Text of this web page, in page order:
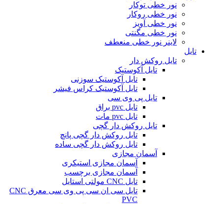
نور خطی توکار
نور خطی روکار
نور خطی آویز
نور خطی مگنتی
لاینر نور خطی منعطف
تایل
تایل روکش دار
تایل آکوستیک
تایل آکوستیک سوزنی
تایل آکوستیک کراس فیشر
تایل پی وی سی
تایل pvc براق
تایل pvc مات
تایل روکش دار گچی
تایل روکش دار گچی پانچ
تایل روکش دار گچی ساده
آسمان مجازی
آسمان مجازی استیکری
آسمان مجازی برچسب
تایل CNC مولتی استایل
تایل سی ان سی پی وی سی معرق CNC
PVC